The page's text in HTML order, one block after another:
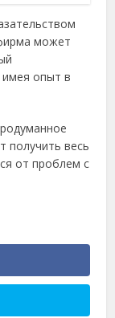
может
имея опыт в
получить весь
от проблем с